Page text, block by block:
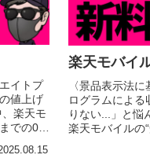
イトプ
値上げ
楽天モ
での0円
楽天モバイ
〈景品表示法
ログラムによる
りない...」と悩
楽天モバイルの